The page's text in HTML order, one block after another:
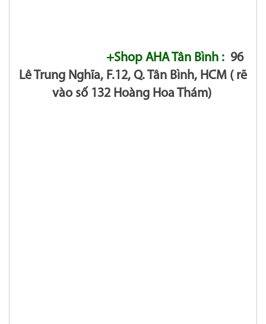
+Shop AHA Tân Bình : 96
Lê Trung Nghĩa, F.12, Q. Tân Bình, HCM ( rẽ
vào số 132 Hoàng Hoa Thám)